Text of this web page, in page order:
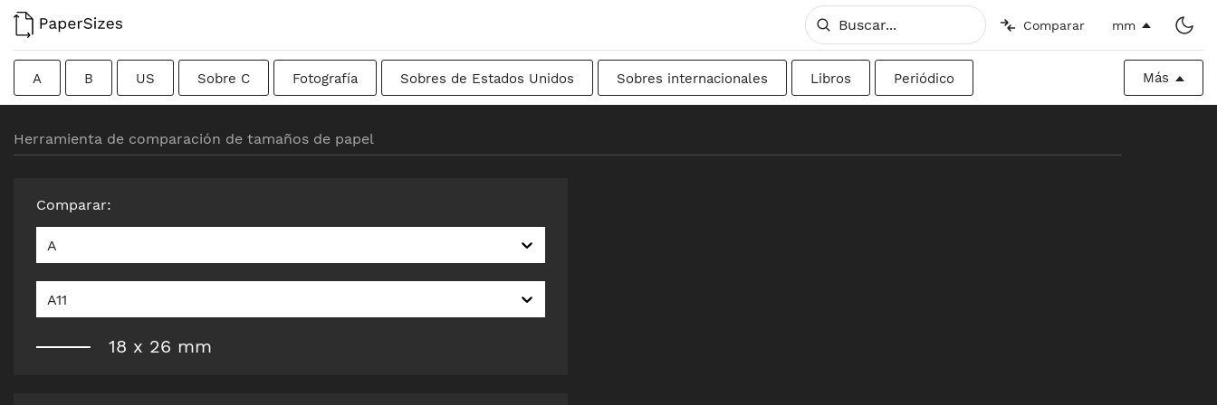
Comparar mm
A B US Sobre C Fotografía Sobres de Estados Unidos Sobres internacionales Libros Periódico
Formato bruto Canadiense Británico tradicional
Más
Herramienta de comparación de tamaños de papel
Comparar:
A
A11
18 x 26 mm